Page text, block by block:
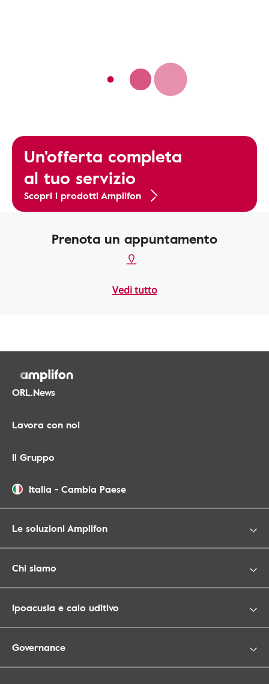
Un'offerta completa
al tuo servizio
Scopri i prodotti Amplifon
Prenota un appuntamento
Vedi tutto
ORL.News
Lavora con noi
Il Gruppo
Italia - Cambia Paese
Le soluzioni Amplifon
Chi siamo
Ipoacusia e calo uditivo
Governance